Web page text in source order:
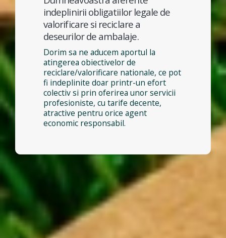
indeplinirii obligatiilor legale de
valorificare si reciclare a
deseurilor de ambalaje.
Dorim sa ne aducem aportul la
atingerea obiectivelor de
reciclare/valorificare nationale, ce pot
fi indeplinite doar printr-un efort
colectiv si prin oferirea unor servicii
profesioniste, cu tarife decente,
atractive pentru orice agent
economic responsabil.